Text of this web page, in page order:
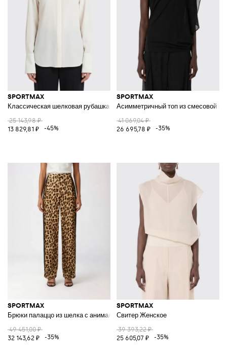
SPORTMAX
Классическая шелковая рубашка
25 143,98 ₽
13 829,81 ₽
-45%
SPORTMAX
Асимметричный топ из смесовой
41 069,04 ₽
26 695,78 ₽
-35%
SPORTMAX
Брюки палаццо из шелка с анималистичным принтом
49 451,00 ₽
32 143,62 ₽
-35%
SPORTMAX
Свитер Женское
39 393,22 ₽
25 605,07 ₽
-35%